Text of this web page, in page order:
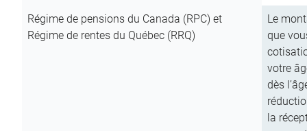
Régime de pensions du Canada (RPC) et
Régime de rentes du Québec (RRQ)
Le
que
votre
dès
la